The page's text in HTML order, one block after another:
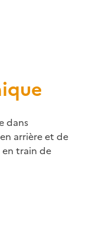
dans
arrière et de
train de